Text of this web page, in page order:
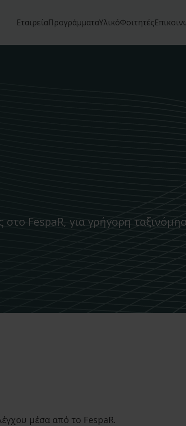
ΕταιρείαΠρογράμματαΥλικόΦοιτητές
στο FespaR, για γρήγορη
μέσα από το FespaR.